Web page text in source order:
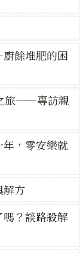
餘堆肥的困
旅——專訪親
年，零安樂就
解方
？談路殺解